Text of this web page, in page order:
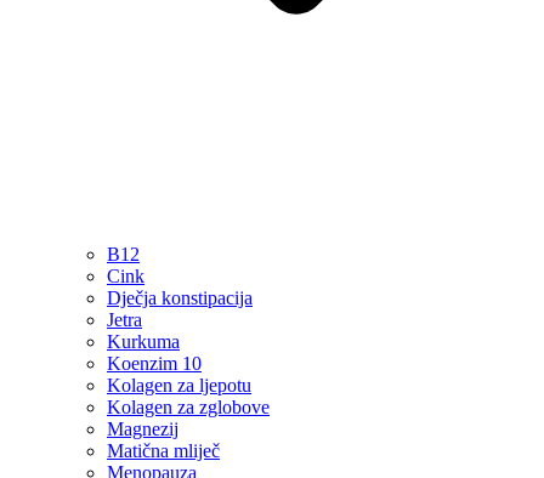
B12
Cink
Dječja konstipacija
Jetra
Kurkuma
Koenzim 10
Kolagen za ljepotu
Kolagen za zglobove
Magnezij
Matična mliječ
Menopauza